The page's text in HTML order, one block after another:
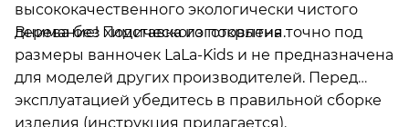
высококачественного экологически чистого
дерева без химического покрытия.
Внимание! Подставка изготовлена точно под
размеры ванночек LaLa-Kids и не предназначена
для моделей других производителей. Перед
эксплуатацией убедитесь в правильной сборке
изделия (инструкция прилагается).